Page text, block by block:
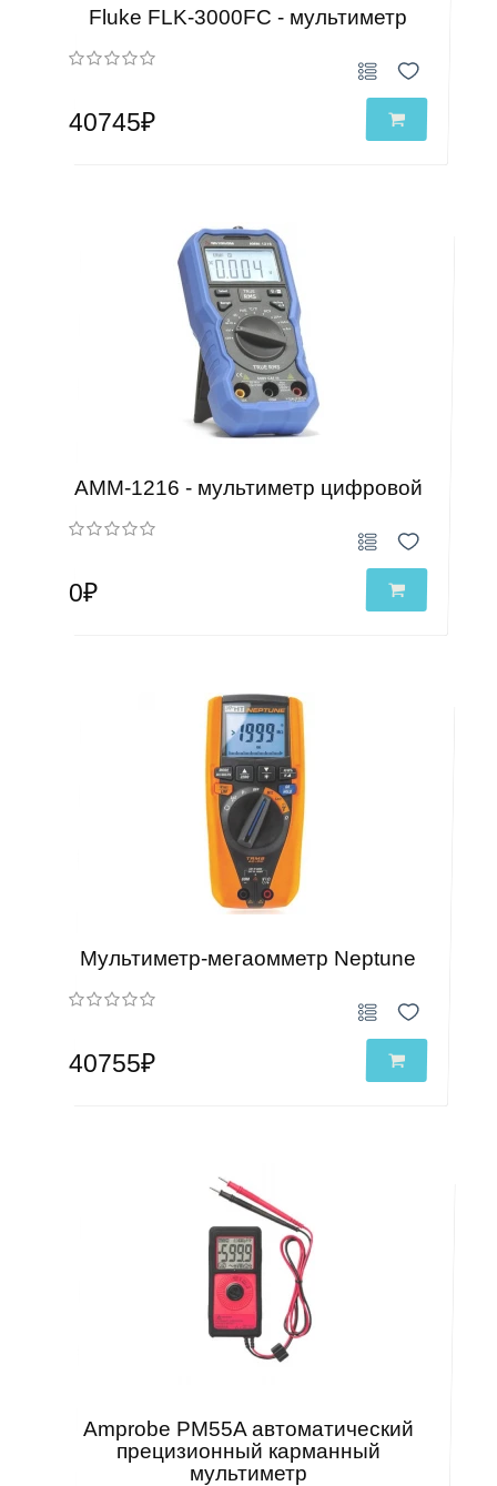
Fluke FLK-3000FC - мультиметр
40745₽
АММ-1216 - мультиметр цифровой
0₽
Мультиметр-мегаомметр Neptune
40755₽
Amprobe PM55A автоматический
прецизионный карманный
мультиметр